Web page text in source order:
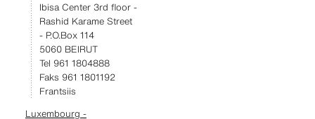
Ibisa Center 3rd floor -
Rashid Karame Street
- P.O.Box 114
5060 BEIRUT
Tel 961 1804888
Faks 961 1801192
Frantsiis
Luxembourg -